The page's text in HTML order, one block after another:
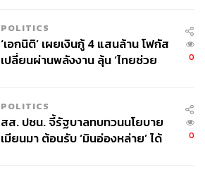
POLITICS
‘เอกนิติ’ เผยเงินกู้ 4 แสนล้าน โฟกัส
เปลี่ยนผ่านพลังงาน ลุ้น ‘ไทยช่วย
0
POLITICS
สส. ปชน. จี้รัฐบาลทบทวนนโยบาย
เมียนมา ต้อนรับ ‘มินอ่องหล่าย’ ได้
0